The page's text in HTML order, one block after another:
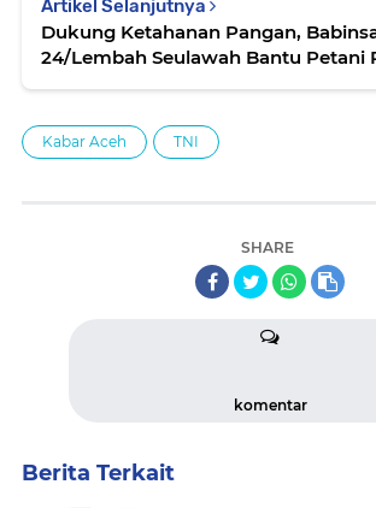
Artikel Selanjutnya
Dukung Ketahanan Pangan,
24/Lembah Seulawah Bantu Petani
Kabar Aceh TNI
SHARE
komentar
Berita Terkait